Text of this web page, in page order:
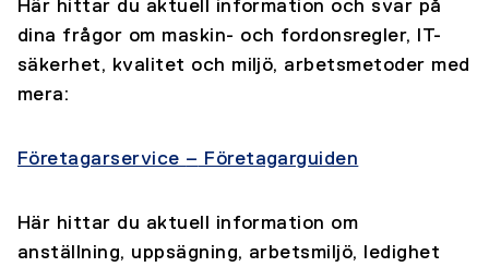
Här hittar du aktuell information och svar på
dina frågor om maskin- och fordonsregler, IT-
säkerhet, kvalitet och miljö, arbetsmetoder med
mera:
Företagarservice – Företagarguiden
Här hittar du aktuell information om
anställning, uppsägning, arbetsmiljö, ledighet